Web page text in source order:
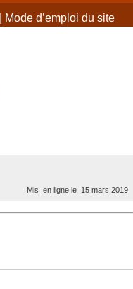
Mode d’emploi du site
Mis en ligne le 15 mars 2019